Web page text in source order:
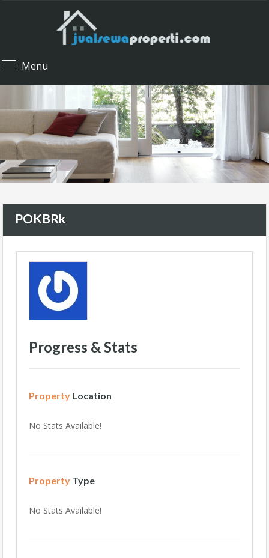
Menu
POKBRk
Progress & Stats
Property Location
No Stats Available!
Property Type
No Stats Available!